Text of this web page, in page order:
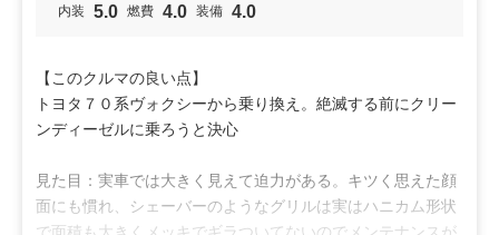
内装 5.0 燃費 4.0 装備 4.0
【このクルマの良い点】
トヨタ７０系ヴォクシーから乗り換え。絶滅する前にクリー
ンディーゼルに乗ろうと決心
見た目：実車では大きく見えて迫力がある。キツく思えた顔
面にも慣れ、シェーバーのようなグリルは実はハニカム形状